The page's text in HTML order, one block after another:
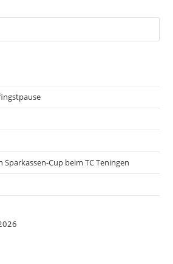
Sparkassen-Cup beim TC Teningen